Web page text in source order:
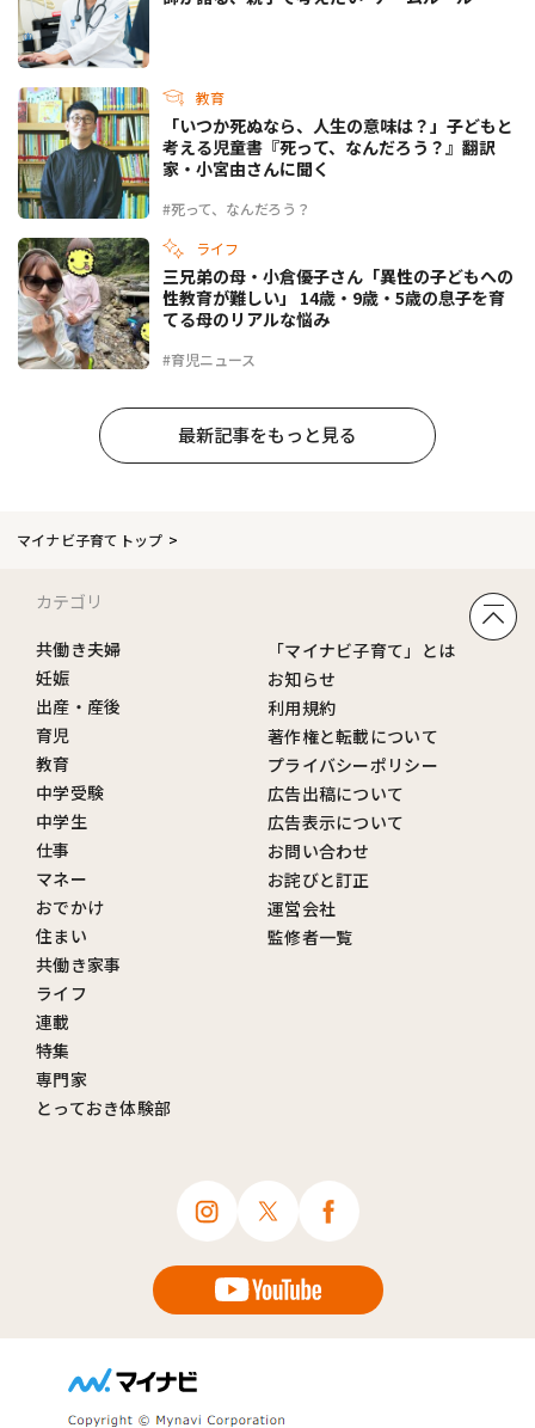
教育
#死って、なんだろう？
「いつか死ぬなら、人生の意味は？」子どもと
考える児童書『死って、なんだろう？』翻訳
家・小宮由さんに聞く
ライフ
#育児ニュース
三兄弟の母・小倉優子さん「異性の子どもへの
性教育が難しい」 14歳・9歳・5歳の息子を育
てる母のリアルな悩み
最新記事をもっと見る
マイナビ子育てトップ
カテゴリ
共働き夫婦
妊娠
出産・産後
育児
教育
中学受験
中学生
仕事
マネー
おでかけ
住まい
共働き家事
ライフ
連載
特集
専門家
とっておき体験部
「マイナビ子育て」とは
お知らせ
利用規約
著作権と転載について
プライバシーポリシー
広告出稿について
広告表示について
お問い合わせ
お詫びと訂正
運営会社
監修者一覧